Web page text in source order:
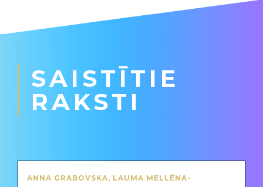
SAISTĪTIE
RAKSTI
ANNA GRABOVSKA, LAUMA MELLĒNA-